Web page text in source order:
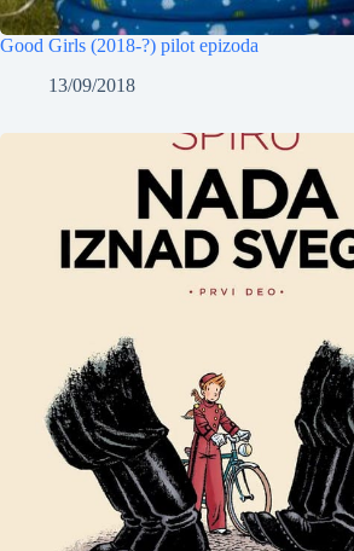
Good Girls (2018-?) pilot epizoda
13/09/2018